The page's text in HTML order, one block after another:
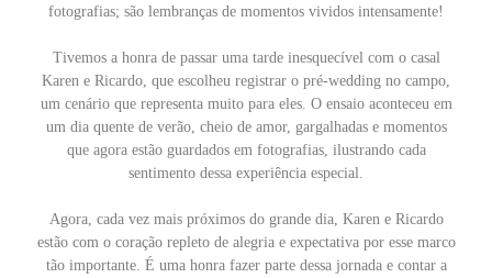
fotografias; são lembranças de momentos vividos intensamente!
Tivemos a honra de passar uma tarde inesquecível com o casal
Karen e Ricardo, que escolheu registrar o pré-wedding no campo,
um cenário que representa muito para eles. O ensaio aconteceu em
um dia quente de verão, cheio de amor, gargalhadas e momentos
que agora estão guardados em fotografias, ilustrando cada
sentimento dessa experiência especial.
Agora, cada vez mais próximos do grande dia, Karen e Ricardo
estão com o coração repleto de alegria e expectativa por esse marco
tão importante. É uma honra fazer parte dessa jornada e contar a